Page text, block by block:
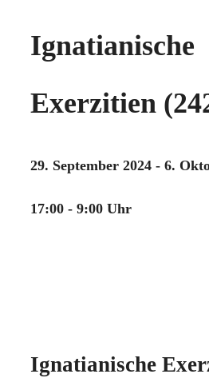
Ignatianische
Exerzitien
29. September 2024 - 6.
17:00 - 9:00 Uhr
Ignatianische